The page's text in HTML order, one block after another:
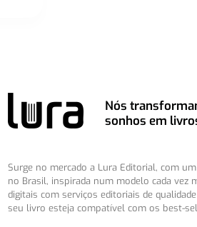
Nós
sonhos em
Surge no mercado a Lura Editorial, com
no Brasil, inspirada num modelo cada vez
digitais com serviços editoriais de
seu livro esteja compatível com os best-